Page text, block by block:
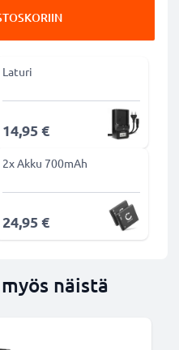
Laturi
14,95 €
2x Akku 700mAh
24,95 €
näistä